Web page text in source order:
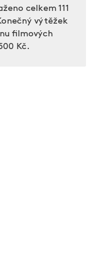
celkem 111
výtěžek
filmových
Kč.